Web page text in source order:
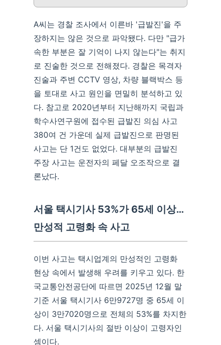
A씨는 경찰 조사에서 이른바 '급발진'을 주
장하지는 않은 것으로 파악됐다. 다만 "급가
속한 부분은 잘 기억이 나지 않는다"는 취지
로 진술한 것으로 전해졌다. 경찰은 목격자
진술과 주변 CCTV 영상, 차량 블랙박스 등
을 토대로 사고 원인을 면밀히 분석하고 있
다. 참고로 2020년부터 지난해까지 국립과
학수사연구원에 접수된 급발진 의심 사고
380여 건 가운데 실제 급발진으로 판명된
사고는 단 1건도 없었다. 대부분의 급발진
주장 사고는 운전자의 페달 오조작으로 결
론났다.
서울 택시기사 53%가 65세 이상…
만성적 고령화 속 사고
이번 사고는 택시업계의 만성적인 고령화
현상 속에서 발생해 우려를 키우고 있다. 한
국교통안전공단에 따르면 2025년 12월 말
기준 서울 택시기사 6만9727명 중 65세 이
상이 3만7020명으로 전체의 53%를 차지한
다. 서울 택시기사의 절반 이상이 고령자인
셈이다.